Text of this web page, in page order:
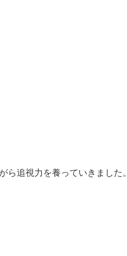
ら追視力を養っていきました。